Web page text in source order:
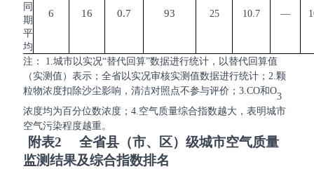
同
期
平
均
6 16 0.7 93 25 10.7 —
注：
1.城市以实况“替代回算”数据进行统计，以替代回算值
（实测值）表示；全省以实况审核实测值数据进行统计；2.颗
粒物浓度扣除沙尘影响，清洁对照点不参与评价；3.CO和O
3
浓度均为百分位数浓度；4.空气质量综合指数越大，表明城市
空气污染程度越重。
附表2
全省县（市、区）级城市空气质量
监测结果及综合指数排名